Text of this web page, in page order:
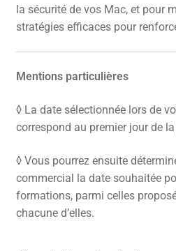
la sécurité de vos Mac, et pour
stratégies efficaces pour
Mentions particulières
◊ La date sélectionnée lors de
correspond au premier jour de
◊ Vous pourrez ensuite
commercial la date souhaitée
formations, parmi celles
chacune d’elles.